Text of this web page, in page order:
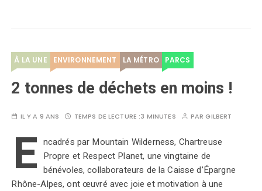
À LA UNE ENVIRONNEMENT LA MÉTRO PARCS
2 tonnes de déchets en moins !
IL Y A 9 ANS TEMPS DE LECTURE :3 MINUTES PARGILBERT
E ncadrés par Mountain Wilderness, Chartreuse
Propre et Respect Planet, une vingtaine de
bénévoles, collaborateurs de la Caisse d’Épargne
Rhône-Alpes, ont œuvré avec joie et motivation à une